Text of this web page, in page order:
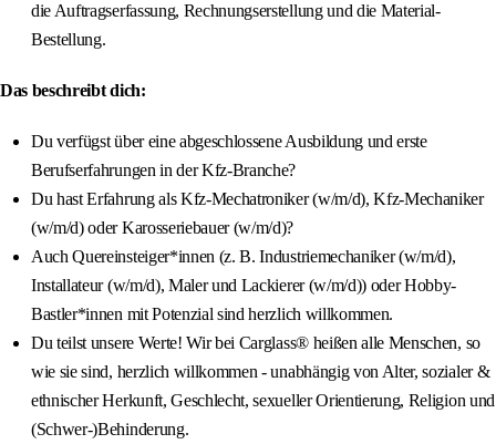
die Auftragserfassung, Rechnungserstellung und die Material-
Bestellung.
Das beschreibt dich:
Du verfügst über eine abgeschlossene Ausbildung und erste
Berufserfahrungen in der Kfz-Branche?
Du hast Erfahrung als Kfz-Mechatroniker (w/m/d), Kfz-Mechaniker
(w/m/d) oder Karosseriebauer (w/m/d)?
Auch Quereinsteiger*innen (z. B. Industriemechaniker (w/m/d),
Installateur (w/m/d), Maler und Lackierer (w/m/d)) oder Hobby-
Bastler*innen mit Potenzial sind herzlich willkommen.
Du teilst unsere Werte! Wir bei Carglass® heißen alle Menschen, so
wie sie sind, herzlich willkommen - unabhängig von Alter, sozialer &
ethnischer Herkunft, Geschlecht, sexueller Orientierung, Religion und
(Schwer-)Behinderung.